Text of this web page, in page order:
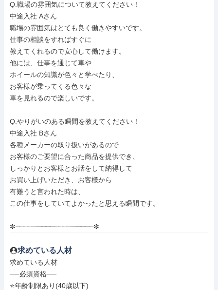
Q.職場の雰囲気について教えてください！
中途入社 Aさん
職場の雰囲気はとても良く働きやすいです。
仕事の相談をすればすぐに
教えてくれるので安心して働けます。
他には、仕事を通じて車や
ホイールの知識が色々と学べたり、
お客様が乗ってくる色々な
車を見れるので楽しいです。
Q.やりがいのある瞬間を教えてください！
中途入社 Bさん
各種メーカーの取り扱いがあるので
お客様のご要望に合った商品を提供でき、
しっかりとお客様とお話をして納得して
お買い上げいただき、お客様から
有難うと言われた時は、
この仕事をしていてよかったと思える瞬間です。
✼┈┈┈┈┈┈┈┈┈┈┈┈┈┈┈┈┈┈┈┈✼
求めている人材
求めている人材
──必須資格──
⭐️年齢制限あり(40歳以下)